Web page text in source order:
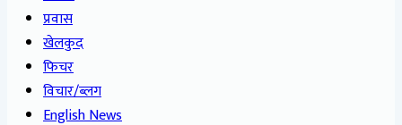
प्रवास
खेलकुद
फिचर
विचार/ब्लग
English News